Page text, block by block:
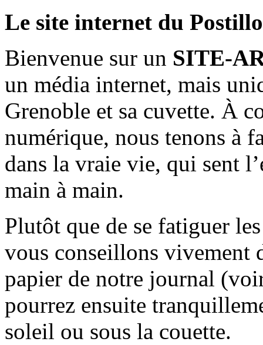
Le site internet du
Bienvenue sur un SITE-
un média internet, mais
Grenoble et sa cuvette. À
numérique, nous tenons à
dans la vraie vie, qui sent
main à main.
Plutôt que de se fatiguer
vous conseillons vivement
papier de notre journal
pourrez ensuite
soleil ou sous la couette.